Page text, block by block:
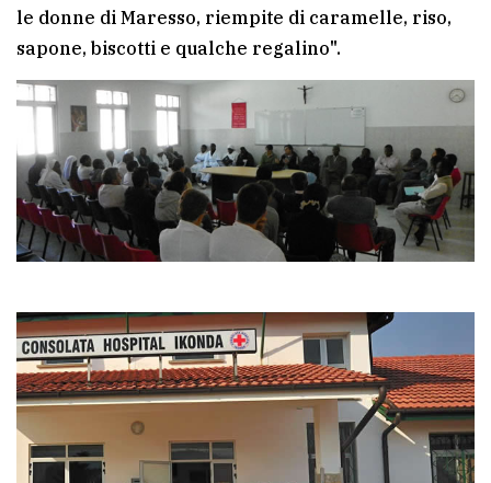
le donne di Maresso, riempite di caramelle, riso,
sapone, biscotti e qualche regalino".